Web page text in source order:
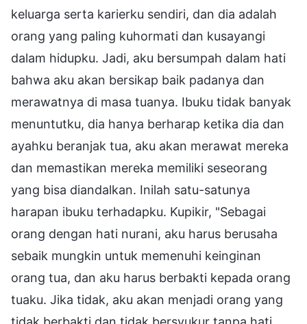
keluarga serta karierku sendiri, dan dia adalah
orang yang paling kuhormati dan kusayangi
dalam hidupku. Jadi, aku bersumpah dalam hati
bahwa aku akan bersikap baik padanya dan
merawatnya di masa tuanya. Ibuku tidak banyak
menuntutku, dia hanya berharap ketika dia dan
ayahku beranjak tua, aku akan merawat mereka
dan memastikan mereka memiliki seseorang
yang bisa diandalkan. Inilah satu-satunya
harapan ibuku terhadapku. Kupikir, "Sebagai
orang dengan hati nurani, aku harus berusaha
sebaik mungkin untuk memenuhi keinginan
orang tua, dan aku harus berbakti kepada orang
tuaku. Jika tidak, aku akan menjadi orang yang